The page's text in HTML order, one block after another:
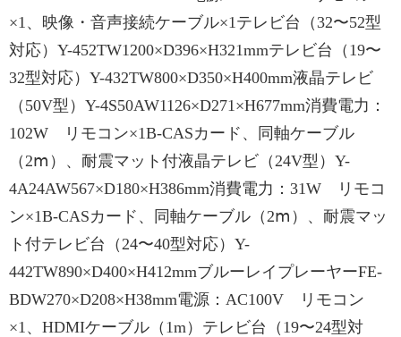
×1、映像・音声接続ケーブル×1テレビ台（32〜52型
対応）Y-452TW1200×D396×H321mmテレビ台（19〜
32型対応）Y-432TW800×D350×H400mm液晶テレビ
（50V型）Y-4S50AW1126×D271×H677mm消費電力：
102W リモコン×1B-CASカード、同軸ケーブル
（2ⅿ）、耐震マット付液晶テレビ（24V型）Y-
4A24AW567×D180×H386mm消費電力：31W リモコ
ン×1B-CASカード、同軸ケーブル（2ⅿ）、耐震マッ
ト付テレビ台（24〜40型対応）Y-
442TW890×D400×H412mmブルーレイプレーヤーFE-
BDW270×D208×H38mm電源：AC100V リモコン
×1、HDMIケーブル（1m）テレビ台（19〜24型対